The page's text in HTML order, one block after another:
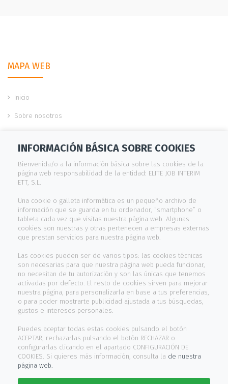
MAPA WEB
Inicio
Sobre nosotros
Servicios
Ofertas de empleo
Trabaja con nosotros
INFORMACIÓN
Política cookies
Política privacidad
Canal de denuncias
HORARIO ATENCIÓN
De Lunes a Viernes
INFORMACIÓN BÁSICA SOBRE COOKIES
Bienvenida/o a la información básica sobre las cookies de la
página web responsabilidad de la entidad: ELITE JOB INTERIM
ETT, S.L.
Una cookie o galleta informática es un pequeño archivo de
información que se guarda en tu ordenador, “smartphone” o
tableta cada vez que visitas nuestra página web. Algunas
cookies son nuestras y otras pertenecen a empresas externas
que prestan servicios para nuestra página web.
Las cookies pueden ser de varios tipos: las cookies técnicas
son necesarias para que nuestra página web pueda funcionar,
no necesitan de tu autorización y son las únicas que tenemos
activadas por defecto. El resto de cookies sirven para mejorar
nuestra página, para personalizarla en base a tus preferencias,
o para poder mostrarte publicidad ajustada a tus búsquedas,
gustos e intereses personales.
Puedes aceptar todas estas cookies pulsando el botón
ACEPTAR, rechazarlas pulsando el botón RECHAZAR o
configurarlas clicando en el apartado CONFIGURACIÓN DE
COOKIES. Si quieres más información, consulta la de nuestra
página web.